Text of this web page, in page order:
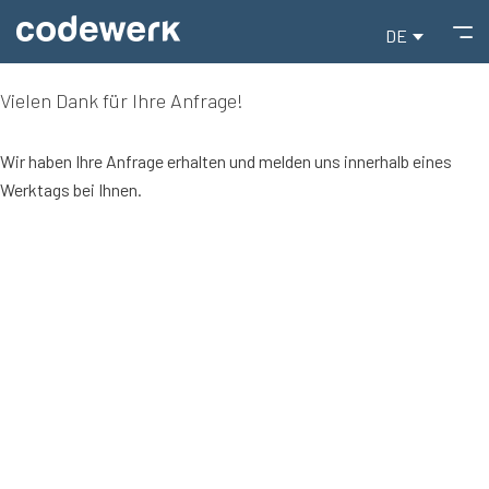
DE
Vielen Dank für Ihre Anfrage!
Wir haben Ihre Anfrage erhalten und melden uns innerhalb eines
Werktags bei Ihnen.